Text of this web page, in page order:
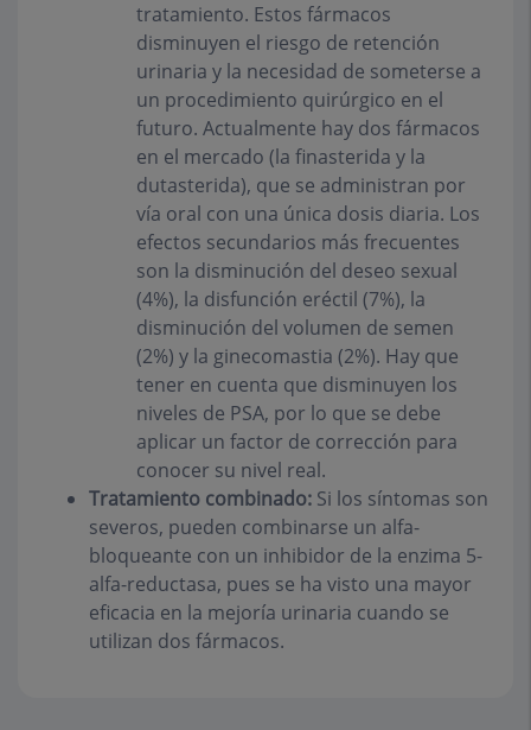
tratamiento. Estos fármacos
disminuyen el riesgo de retención
urinaria y la necesidad de someterse a
un procedimiento quirúrgico en el
futuro. Actualmente hay dos fármacos
en el mercado (la finasterida y la
dutasterida), que se administran por
vía oral con una única dosis diaria. Los
efectos secundarios más frecuentes
son la disminución del deseo sexual
(4%), la disfunción eréctil (7%), la
disminución del volumen de semen
(2%) y la ginecomastia (2%). Hay que
tener en cuenta que disminuyen los
niveles de PSA, por lo que se debe
aplicar un factor de corrección para
conocer su nivel real.
Tratamiento combinado: Si los síntomas son
severos, pueden combinarse un alfa-
bloqueante con un inhibidor de la enzima 5-
alfa-reductasa, pues se ha visto una mayor
eficacia en la mejoría urinaria cuando se
utilizan dos fármacos.